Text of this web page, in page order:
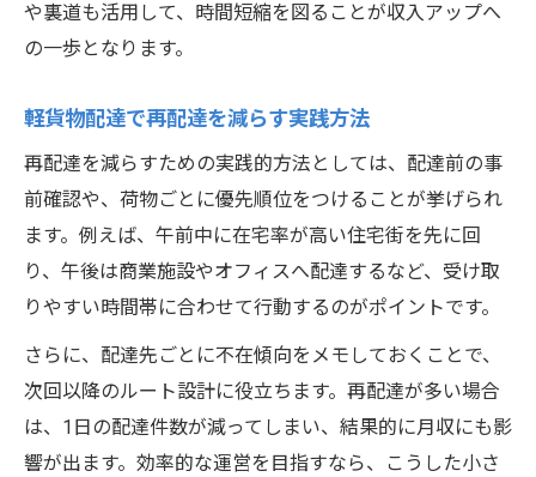
や裏道も活用して、時間短縮を図ることが収入アップへ
の一歩となります。
軽貨物配達で再配達を減らす実践方法
再配達を減らすための実践的方法としては、配達前の事
前確認や、荷物ごとに優先順位をつけることが挙げられ
ます。例えば、午前中に在宅率が高い住宅街を先に回
り、午後は商業施設やオフィスへ配達するなど、受け取
りやすい時間帯に合わせて行動するのがポイントです。
さらに、配達先ごとに不在傾向をメモしておくことで、
次回以降のルート設計に役立ちます。再配達が多い場合
は、1日の配達件数が減ってしまい、結果的に月収にも影
響が出ます。効率的な運営を目指すなら、こうした小さ